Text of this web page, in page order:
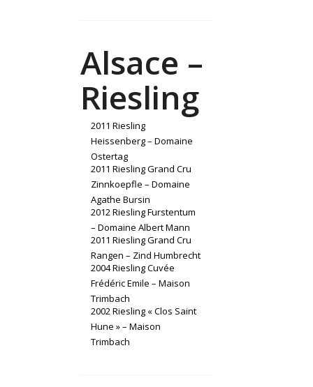
Alsace –
Riesling
2011 Riesling
Heissenberg – Domaine
Ostertag
2011 Riesling Grand Cru
Zinnkoepfle – Domaine
Agathe Bursin
2012 Riesling Furstentum
– Domaine Albert Mann
2011 Riesling Grand Cru
Rangen – Zind Humbrecht
2004 Riesling Cuvée
Frédéric Emile – Maison
Trimbach
2002 Riesling « Clos Saint
Hune » – Maison
Trimbach